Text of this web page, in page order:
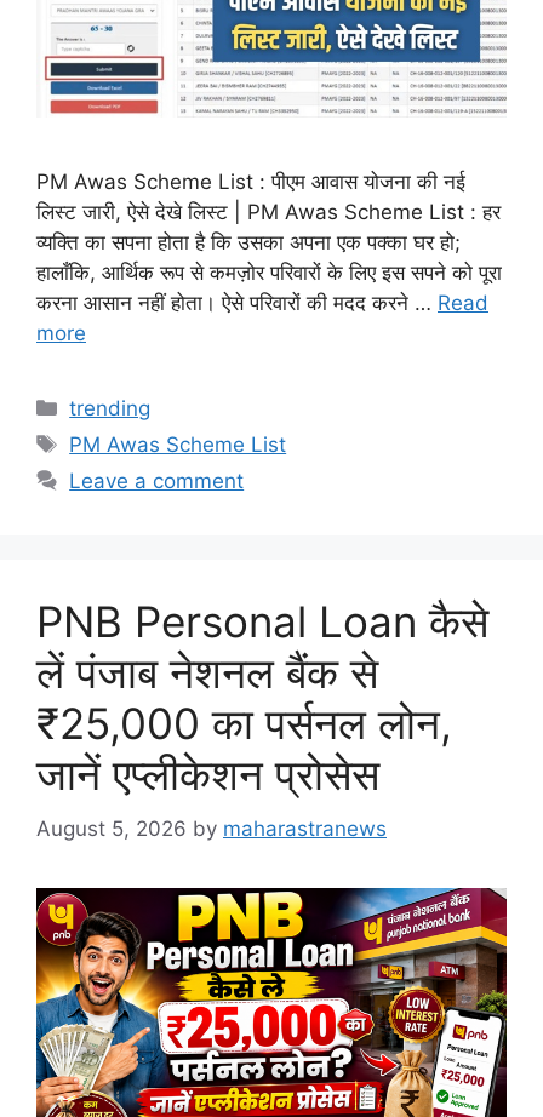
PM Awas Scheme List : पीएम आवास योजना की नई
लिस्ट जारी, ऐसे देखे लिस्ट | PM Awas Scheme List : हर
व्यक्ति का सपना होता है कि उसका अपना एक पक्का घर हो;
हालाँकि, आर्थिक रूप से कमज़ोर परिवारों के लिए इस सपने को पूरा
करना आसान नहीं होता। ऐसे परिवारों की मदद करने … Read
more
Categories
trending
Tags
PM Awas Scheme List
Leave a comment
PNB Personal Loan कैसे
लें पंजाब नेशनल बैंक से
₹25,000 का पर्सनल लोन,
जानें एप्लीकेशन प्रोसेस
August 5, 2026 by maharastranews